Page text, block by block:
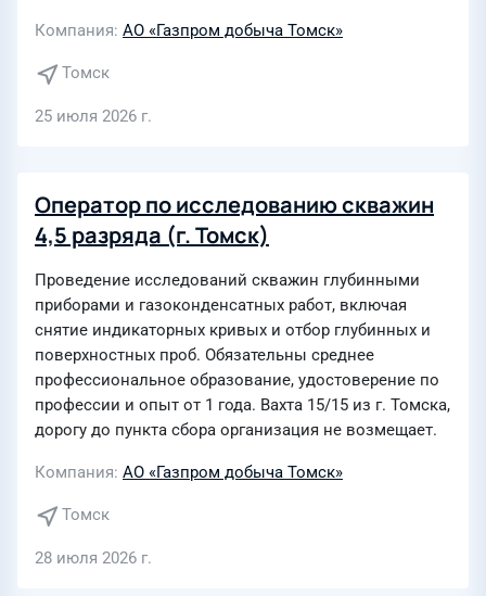
Компания АО «Газпром добыча Томск»
Томск
25 июля 2026 г.
Оператор по исследованию скважин
4,5 разряда (г. Томск)
Проведение исследований скважин глубинными
приборами и газоконденсатных работ, включая
снятие индикаторных кривых и отбор глубинных и
поверхностных проб. Обязательны среднее
профессиональное образование, удостоверение по
профессии и опыт от 1 года. Вахта 15/15 из г. Томска,
дорогу до пункта сбора организация не возмещает.
Компания АО «Газпром добыча Томск»
Томск
28 июля 2026 г.